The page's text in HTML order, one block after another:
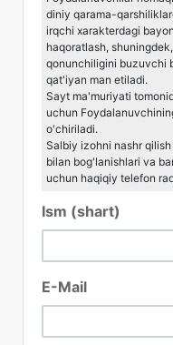
diniy qarama-
irqchi xarakterdagi
haqoratlash,
qonunchiligini buzuvchi
qat'iyan man etiladi.
Sayt ma'muriyati
uchun
o'chiriladi.
Salbiy izohni nashr
bilan bog'lanishlari va
uchun haqiqiy telefon
Ism (shart)
E-Mail